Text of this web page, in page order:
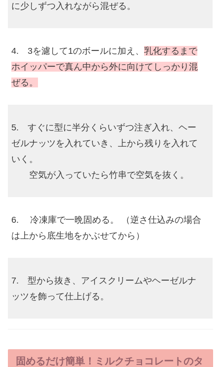
に少しずつ入れながら混ぜる。
4. 3を濾して1のボールに加え、乳化するまで
ホイッパーで真ん中から外に向けてしっかり混
ぜる。
5. すぐに型に半分くらいずつ注ぎ入れ、ヘー
ゼルナッツを入れていき、上から残りを入れて
いく。
空気が入っていたら竹串で空気を抜く。
6. 冷凍庫で一晩固める。 （逆さ仕込みの場合
は上から底生地をかぶせてから）
7. 型から抜き、アイスクリームやヘーゼルナ
ッツを飾って仕上げる。
固めるだけ簡単！ミルクチョコレートのタ